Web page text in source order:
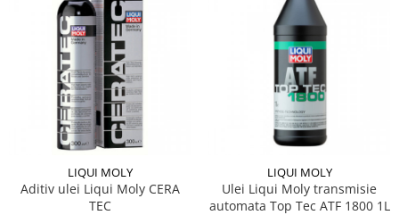
LIQUI MOLY
Aditiv ulei Liqui Moly CERA
TEC
LIQUI MOLY
Ulei Liqui Moly transmisie
automata Top Tec ATF 1800 1L